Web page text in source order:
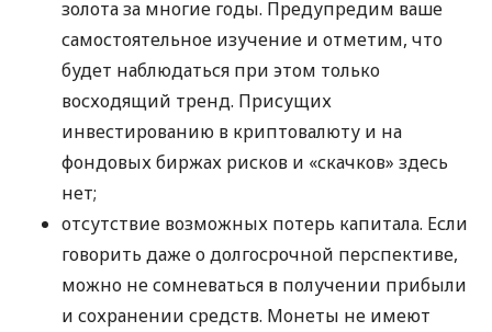
золота за многие годы. Предупредим ваше
самостоятельное изучение и отметим, что
будет наблюдаться при этом только
восходящий тренд. Присущих
инвестированию в криптовалюту и на
фондовых биржах рисков и «скачков» здесь
нет;
отсутствие возможных потерь капитала. Если
говорить даже о долгосрочной перспективе,
можно не сомневаться в получении прибыли
и сохранении средств. Монеты не имеют